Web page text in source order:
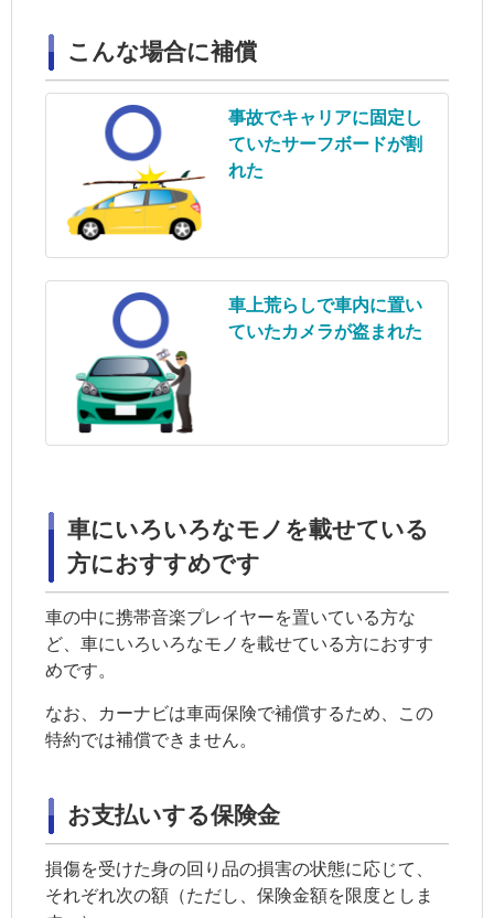
こんな場合に補償
事故でキャリアに固定し
ていたサーフボードが割
れた
車上荒らしで車内に置い
ていたカメラが盗まれた
車にいろいろなモノを載せている
方におすすめです
車の中に携帯音楽プレイヤーを置いている方な
ど、車にいろいろなモノを載せている方におすす
めです。
なお、カーナビは車両保険で補償するため、この
特約では補償できません。
お支払いする保険金
損傷を受けた身の回り品の損害の状態に応じて、
それぞれ次の額（ただし、保険金額を限度としま